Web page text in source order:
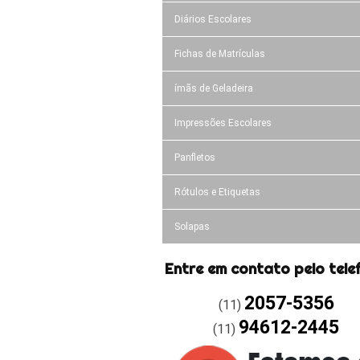
Diários Escolares
Fichas de Matrículas
ímãs de Geladeira
Impressões Escolares
Panfletos
Rótulos e Etiquetas
Solapas
Entre em contato pelo
(11) 2057-5356
(11) 94612-2445